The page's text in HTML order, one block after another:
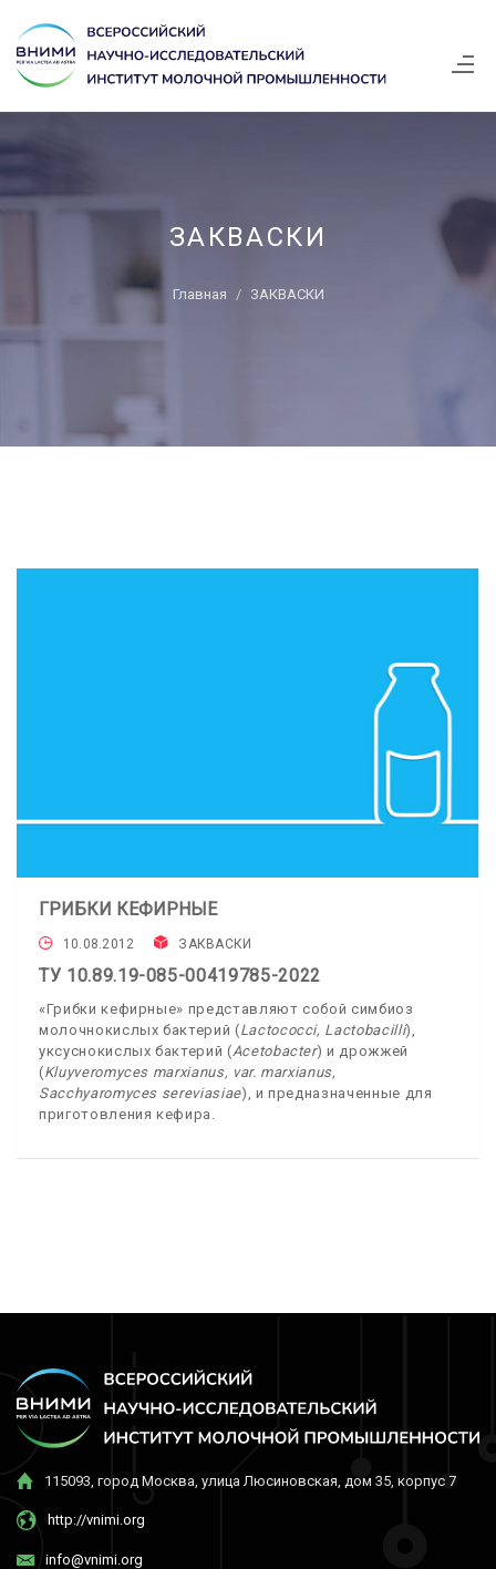
ЗАКВАСКИ
Главная ЗАКВАСКИ
ГРИБКИ КЕФИРНЫЕ
10.08.2012 ЗАКВАСКИ
ТУ 10.89.19-085-00419785-2022
«Грибки кефирные» представляют собой симбиоз
молочнокислых бактерий (Lactococci, Lactobacilli),
уксуснокислых бактерий (Acetobacter) и дрожжей
(Kluyveromyces marxianus, var. marxianus,
Sacchyaromyces sereviasiae), и предназначенные для
приготовления кефира.
115093, город Москва, улица Люсиновская, дом 35, корпус 7
http://vnimi.org
info@vnimi.org